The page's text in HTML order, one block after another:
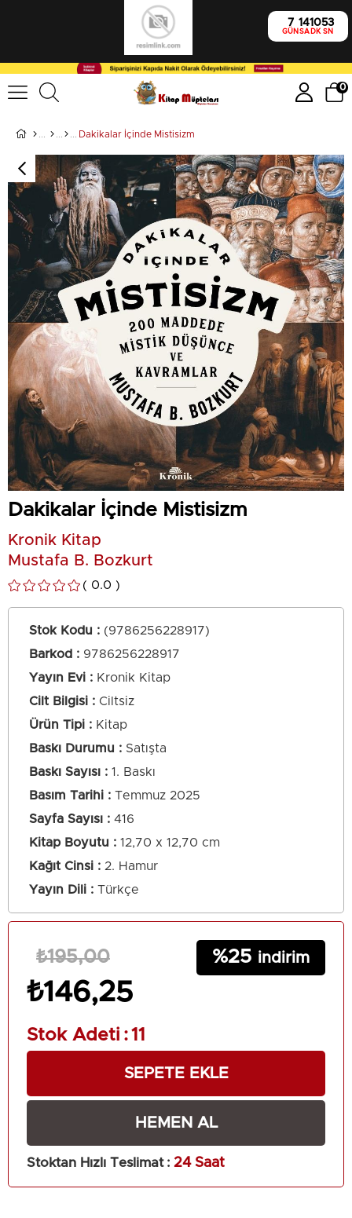
7
GÜN
14
SA
10
DK
53
SN
0
Dakikalar İçinde Mistisizm
Dakikalar İçinde Mistisizm
Kronik Kitap
Mustafa B. Bozkurt
0.0
Stok Kodu
(9786256228917)
Barkod : 9786256228917
Yayın Evi
Kronik Kitap
Cilt Bilgisi
Ciltsiz
Ürün Tipi
Kitap
Baskı Durumu
Satışta
Baskı Sayısı
1. Baskı
Basım Tarihi
Temmuz 2025
Sayfa Sayısı
416
Kitap Boyutu
12,70 x 12,70 cm
Kağıt Cinsi
2. Hamur
Yayın Dili
Türkçe
₺195,00
₺146,25
25
Stok Adeti :11
Stoktan Hızlı Teslimat : 24 Saat